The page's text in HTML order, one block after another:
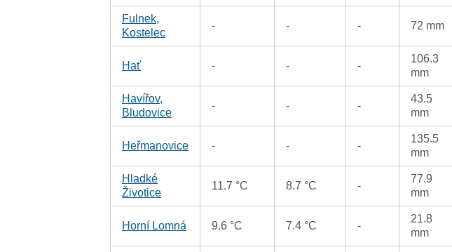
Fulnek,
Kostelec
- - - 72 mm
Hať - - -
106.3
mm
Havířov,
Bludovice
- - -
43.5
mm
Heřmanovice - - -
135.5
mm
Hladké
Životice
11.7 °C 8.7 °C -
77.9
mm
Horní Lomná 9.6 °C 7.4 °C -
21.8
mm